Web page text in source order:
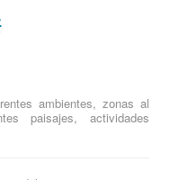
ambientes, zonas al
paisajes, actividades